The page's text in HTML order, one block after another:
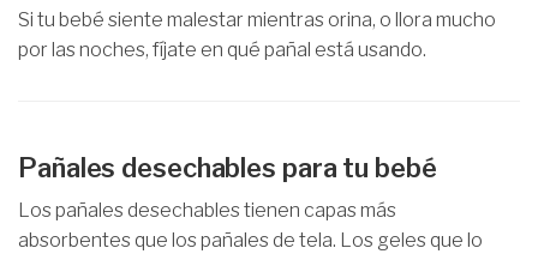
Si tu bebé siente malestar mientras orina, o llora mucho
por las noches, fíjate en qué pañal está usando.
Pañales desechables para tu bebé
Los pañales desechables tienen capas más
absorbentes que los pañales de tela. Los geles que lo